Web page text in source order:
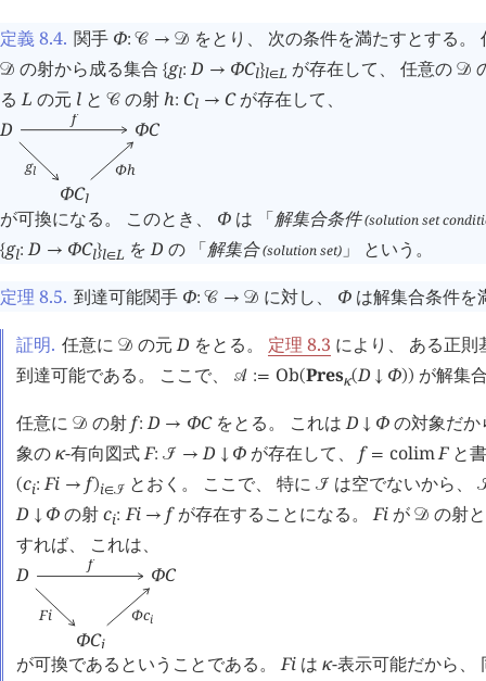
定義 8.4. 関手 Φ: 󰒚 → 󰒛 をとり、 次の条件を満たすとする。
󰒛 の射から成る集合 {gl: D → ΦCl}l∈L が存在して、 任意の󰒛
るL の元 l と󰒚 の射h: Cl → Cが存在して、
D
ΦC
ΦCl
f
gl Φh
が可換になる。 このとき、 Φ は 「解集合条件(solution set
{gl: D → ΦCl}l∈L をD の 「解集合(solution set) 」 という。
定理 8.5. 到達可能関手 Φ: 󰒚 → 󰒛 に対し、 Φ は解集合条件を
証明. 任意に 󰒛 の元D をとる。 定理 8.3 により、 ある正
到達可能である。 ここで、
󰒘 := Ob(Presκ(D ↓ Φ)) が解集
任意に 󰒛 の射f: D → ΦCをとる。 これはD ↓ Φの対象だ
象のκ-有向図式F: 󰒠 → D ↓ Φ が存在して、f = colimFと
(ci: Fi → f )i∈󰒠とおく。 ここで、 特に 󰒠 は空でないから、
D ↓ Φの射ci: Fi → fが存在することになる。Fi が 󰒛 の射
すれば、 これは、
D
ΦC
ΦCi
f
Fi Φci
が可換であるということである。Fi は κ-表示可能だから、